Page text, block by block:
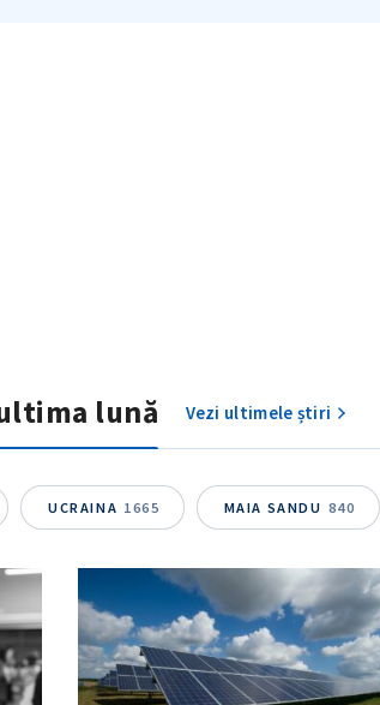
lună Vezi ultimele știri
UCRAINA 1665 MAIA SANDU 840